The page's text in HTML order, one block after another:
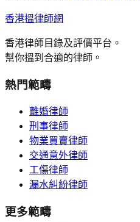
香港搵律師網
香港律師目錄及評價平台。
幫你搵到合適的律師。
熱門範疇
離婚律師
刑事律師
物業買賣律師
交通意外律師
工傷律師
漏水糾紛律師
更多範疇